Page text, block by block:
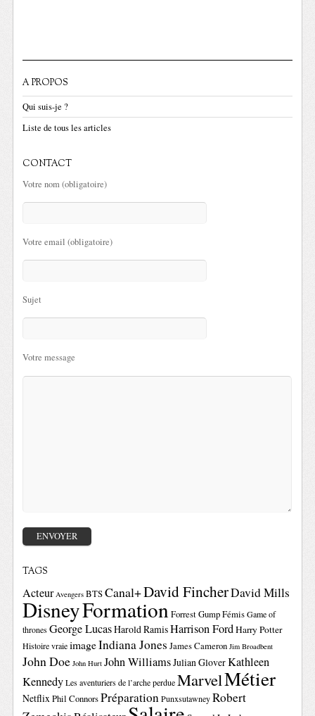
A PROPOS
Qui suis-je ?
Liste de tous les articles
CONTACT
Votre nom (obligatoire)
Votre email (obligatoire)
Sujet
Votre message
TAGS
Acteur Avengers BTSCanal+David FincherDavid Mills
DisneyFormation Forrest GumpFémis Game of
thrones George LucasHarold RamisHarrison FordHarry Potter
Histoire vraie imageIndiana Jones James Cameron Jim Broadbent
John Doe John Hurt John WilliamsJulian GloverKathleen
Kennedy Les aventuriers de l’arche perdue MarvelMétier
Netflix Phil ConnorsPréparation Punxsutawney Robert